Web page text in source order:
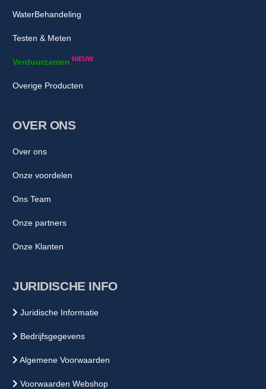
WaterBehandeling
Testen & Meten
Verduurzamen NIEUW
Overige Producten
OVER ONS
Over ons
Onze voordelen
Ons Team
Onze partners
Onze Klanten
JURIDISCHE INFO
Juridische Informatie
Bedrijfsgegevens
Algemene Voorwaarden
Voorwaarden Webshop